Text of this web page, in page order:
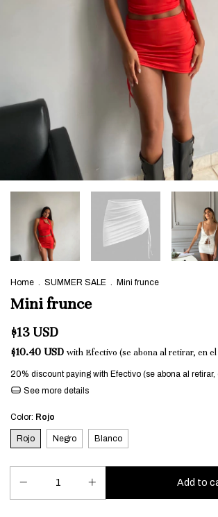
Home . SUMMER SALE . Mini frunce
Mini frunce
$13 USD
$10.40 USD with Efectivo (se abona al retirar, en el
20% discountpaying with Efectivo (se abona al retirar,
See more details
Color: Rojo
Rojo Negro Blanco